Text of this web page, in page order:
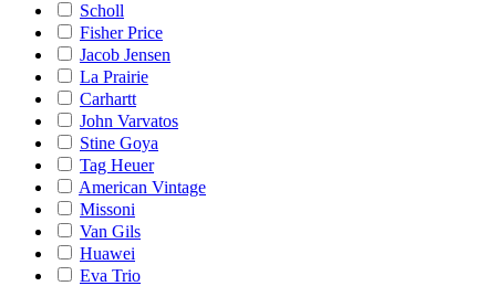
Scholl
Fisher Price
Jacob Jensen
La Prairie
Carhartt
John Varvatos
Stine Goya
Tag Heuer
American Vintage
Missoni
Van Gils
Huawei
Eva Trio